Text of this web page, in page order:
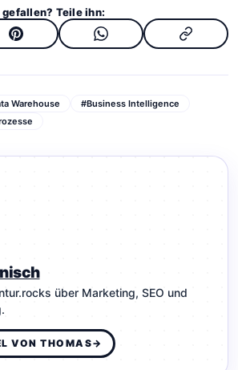
Teile ihn:
Warehouse
#Business Intelligence
über Marketing, SEO und
VON THOMAS→